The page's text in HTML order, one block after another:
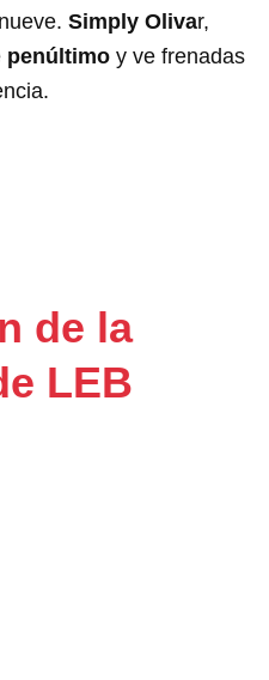
Simply Olivar,
penúltimo y ve frenadas
de la
LEB